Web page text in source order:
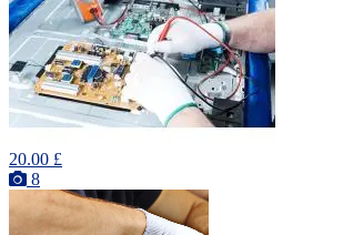
20.00 £
8